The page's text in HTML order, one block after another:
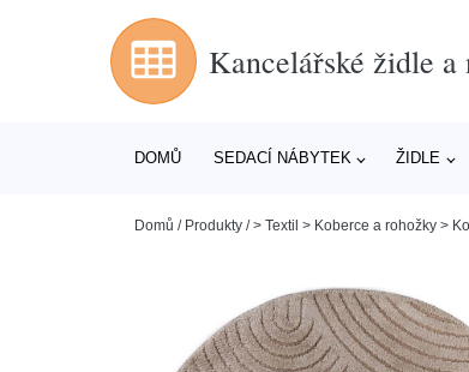
Kancelářské židle a
DOMŮ SEDACÍ NÁBYTEK ŽIDLE
Domů / Produkty /> Textil > Koberce a rohožky >